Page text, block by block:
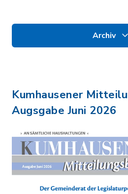
Archiv
Kumhausener
Augsgabe Juni 2026